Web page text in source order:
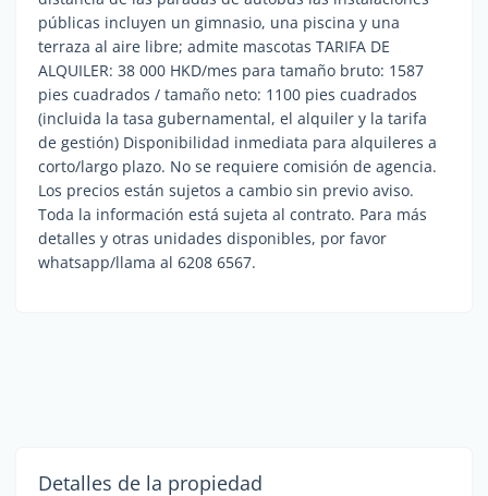
públicas incluyen un gimnasio, una piscina y una
terraza al aire libre; admite mascotas TARIFA DE
ALQUILER: 38 000 HKD/mes para tamaño bruto: 1587
pies cuadrados / tamaño neto: 1100 pies cuadrados
(incluida la tasa gubernamental, el alquiler y la tarifa
de gestión) Disponibilidad inmediata para alquileres a
corto/largo plazo. No se requiere comisión de agencia.
Los precios están sujetos a cambio sin previo aviso.
Toda la información está sujeta al contrato. Para más
detalles y otras unidades disponibles, por favor
whatsapp/llama al 6208 6567.
Detalles de la propiedad